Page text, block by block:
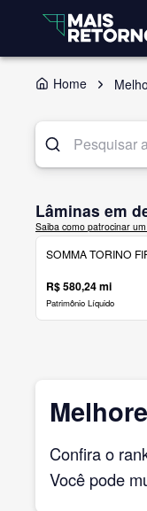
Home
Lâminas em
Saiba como patrocinar
SOMMA TORINO
R$ 580,24 mi
Patrimônio Líquido
Confira o
Você pode